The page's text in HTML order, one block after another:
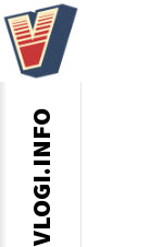
VLOGI.INFO